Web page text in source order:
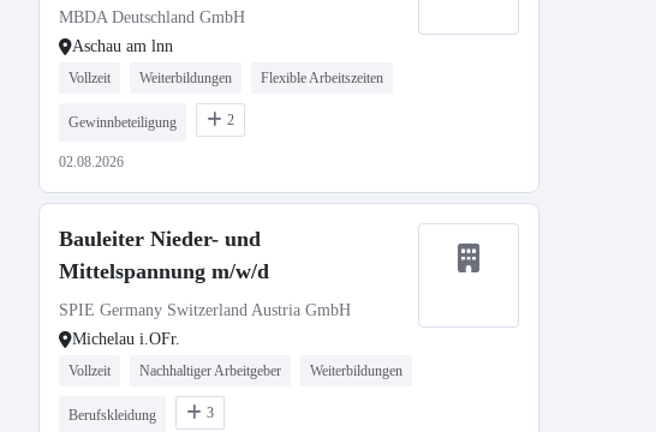
MBDA Deutschland GmbH
Aschau am lnn
Vollzeit Weiterbildungen Flexible Arbeitszeiten
Gewinnbeteiligung 2
02.08.2026
Bauleiter Nieder- und
Mittelspannung m/w/d
SPIE Germany Switzerland Austria GmbH
Michelau i.OFr.
Vollzeit Nachhaltiger Arbeitgeber Weiterbildungen
Berufskleidung 3